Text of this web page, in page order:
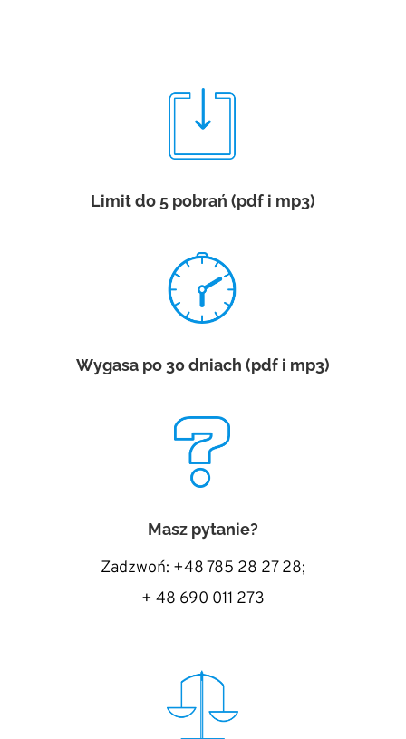
Limit do 5 pobrań (pdf i mp3)
Wygasa po 30 dniach (pdf i mp3)
Masz pytanie?
Zadzwoń: +48 785 28 27 28;
+ 48 690 011 273